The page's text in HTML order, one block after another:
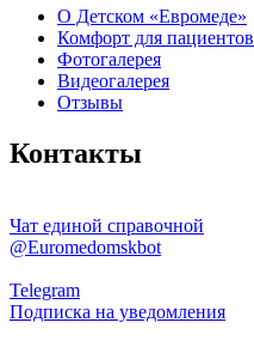
О Детском «Евромеде»
Комфорт для пациентов
Фотогалерея
Видеогалерея
Отзывы
Контакты
Чат единой справочной
@Euromedomskbot
Telegram
Подписка на уведомления